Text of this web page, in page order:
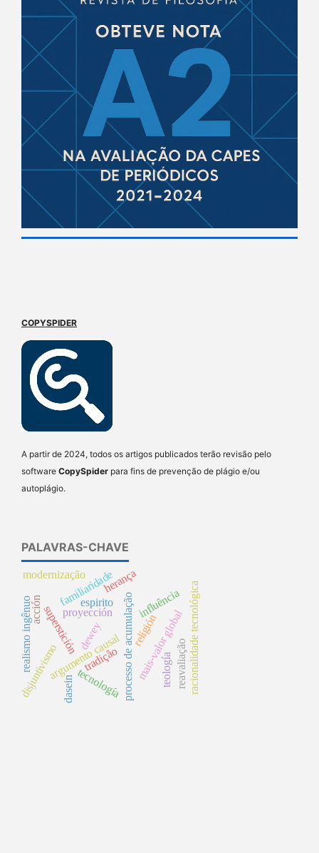
COPYSPIDER
A partir de 2024, todos os artigos publicados terão revisão pelo
software CopySpider para fins de prevenção de plágio e/ou
autoplágio.
PALAVRAS-CHAVE
argumento causal
supersticiónproyección processo de acumulaçãomais-valor global
disjuntivismo
religión
realismo ingênuo racionalidade tecnológica
tecnología
dewey
teología
espirito influência
familiaridade
dasein
herança
reavaliação
modernização
tradição
acción